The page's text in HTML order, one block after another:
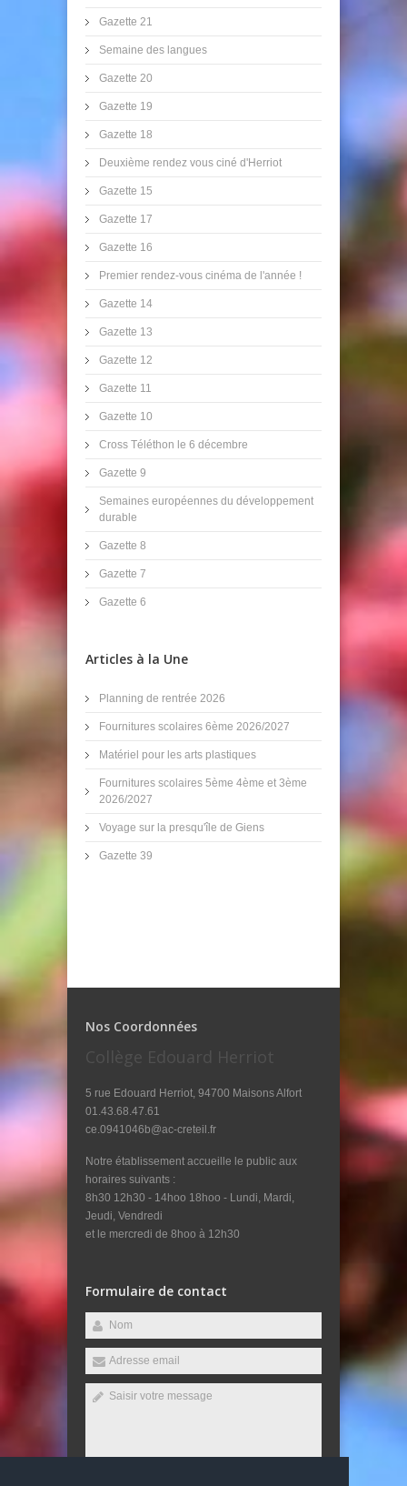
Gazette 21
Semaine des langues
Gazette 20
Gazette 19
Gazette 18
Deuxième rendez vous ciné d'Herriot
Gazette 15
Gazette 17
Gazette 16
Premier rendez-vous cinéma de l'année !
Gazette 14
Gazette 13
Gazette 12
Gazette 11
Gazette 10
Cross Téléthon le 6 décembre
Gazette 9
Semaines européennes du développement
durable
Gazette 8
Gazette 7
Gazette 6
Articles à la Une
Planning de rentrée 2026
Fournitures scolaires 6ème 2026/2027
Matériel pour les arts plastiques
Fournitures scolaires 5ème 4ème et 3ème
2026/2027
Voyage sur la presqu'île de Giens
Gazette 39
Nos Coordonnées
Collège Edouard Herriot
5 rue Edouard Herriot, 94700 Maisons Alfort
01.43.68.47.61
ce.0941046b@ac-creteil.fr
Notre établissement accueille le public aux
horaires suivants :
8h30 12h30 - 14hoo 18hoo - Lundi, Mardi,
Jeudi, Vendredi
et le mercredi de 8hoo à 12h30
Formulaire de contact